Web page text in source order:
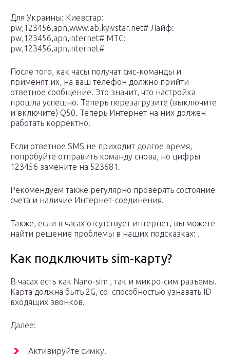
Для Украины: Киевстар:
pw,123456,apn,www.ab.kyivstar.net# Лайф:
pw,123456,apn,internet# МТС:
pw,123456,apn,internet#
После того, как часы получат смс-команды и
применят их, на ваш телефон должно прийти
ответное сообщение. Это значит, что настройка
прошла успешно. Теперь перезагрузите (выключите
и включите) Q50. Теперь Интернет на них должен
работать корректно.
Если ответное SMS не приходит долгое время,
попробуйте отправить команду снова, но цифры
123456 замените на 523681.
Рекомендуем также регулярно проверять состояние
счета и наличие Интернет-соединения.
Также, если в часах отсутствует интернет, вы можете
найти решение проблемы в наших подсказках: .
Как подключить sim-карту?
В часах есть как Nano-sim , так и микро-сим разъёмы.
Карта должна быть 2G, со способностью узнавать ID
входящих звонков.
Далее:
Активируйте симку.